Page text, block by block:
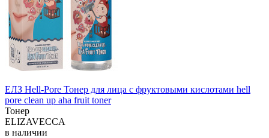
ЕЛЗ Hell-Pore Тонер для лица с фруктовыми кислотами hell
pore clean up aha fruit toner
Тонер
ELIZAVECCA
в наличии